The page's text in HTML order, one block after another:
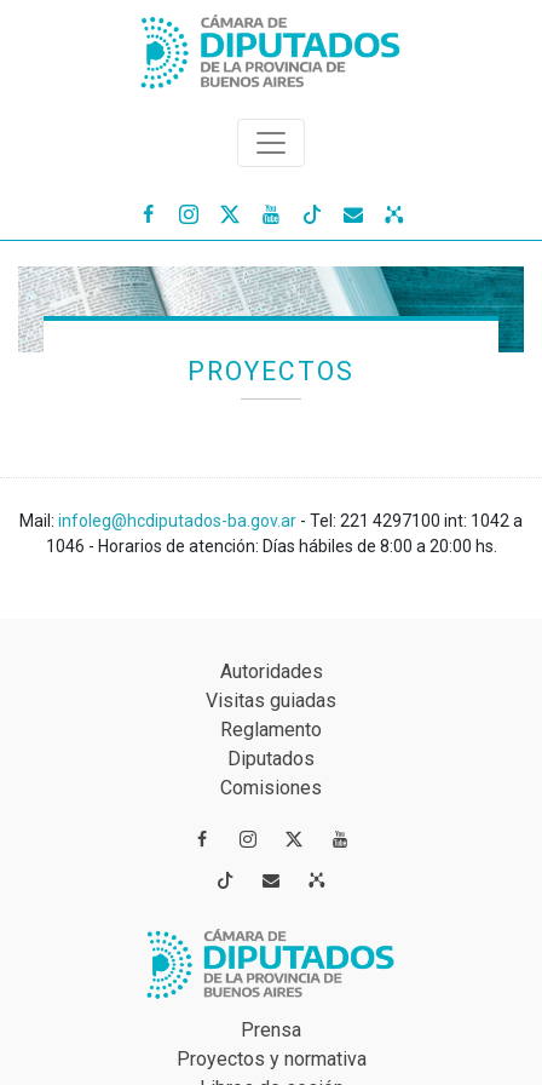
   
PROYECTOS
Mail: infoleg@hcdiputados-ba.gov.ar - Tel: 221 4297100 int: 1042 a
1046 - Horarios de atención: Días hábiles de 8:00 a 20:00 hs.
Autoridades
Visitas guiadas
Reglamento
Diputados
Comisiones
 
 
Prensa
Proyectos y normativa